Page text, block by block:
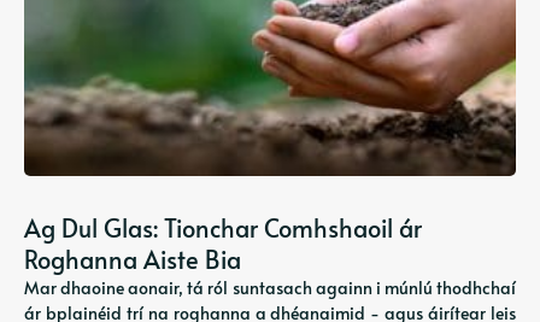
Ag Dul Glas: Tionchar Comhshaoil ​​ár
Roghanna Aiste Bia
Mar dhaoine aonair, tá ról suntasach againn i múnlú thodhchaí
ár bplainéid trí na roghanna a dhéanaimid - agus áirítear leis